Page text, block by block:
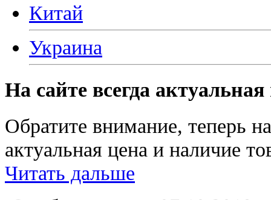
Китай
Украина
На сайте всегда
Обратите внимание, теперь
актуальная цена и наличие
Читать дальше